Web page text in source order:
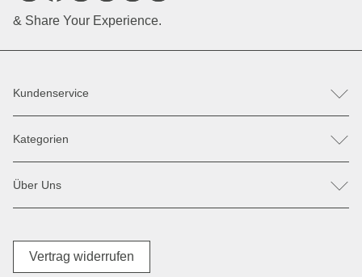
& Share Your Experience.
Kundenservice
Hilfe & Kontakt
Retoure / Reklamation anmelden
Ersatzteile
Digitale Barrierefreiheit
Kategorien
Taschen
Sonnenbrillen
Reisegepäck
Wickelprodukte
Über Uns
Unsere Mission
Jobs
Vertrag widerrufen